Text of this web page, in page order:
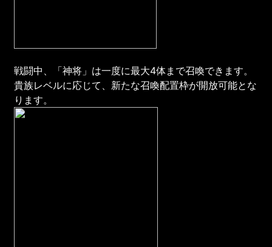
戦闘中、「神将」は一度に最大4体まで召喚できます。
貴族レベルに応じて、新たな召喚配置枠が開放可能とな
ります。